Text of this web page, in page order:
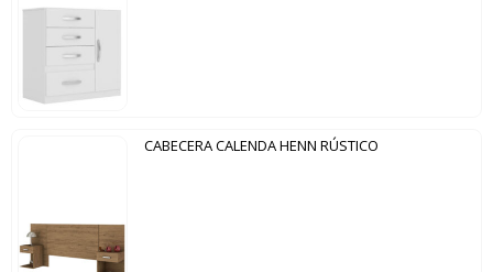
CABECERA CALENDA HENN RÚSTICO